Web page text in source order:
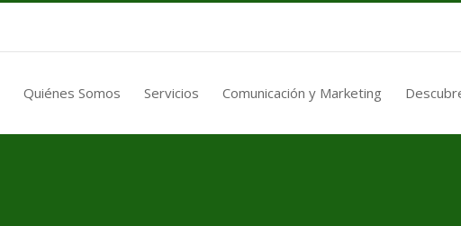
Quiénes Somos Servicios Comunicación y Marketing